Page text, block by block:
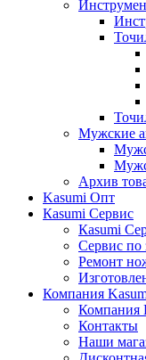
Мужские
Архив
Kasumi Опт
Кasumi Сервис
Кasumi
Сервис по
Ремонт
Компания
Компания
Контакты
Наши